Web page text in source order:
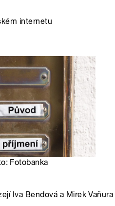
internetu
Fotobanka
Iva Bendová a Mirek Vaňura